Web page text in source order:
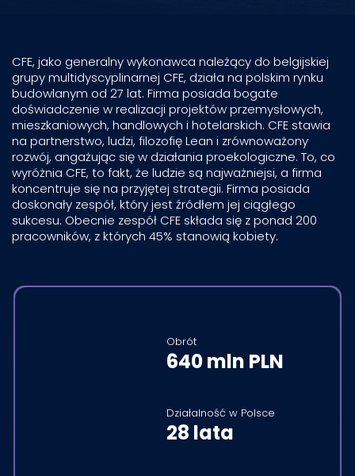
CFE, jako generalny wykonawca należący do belgijskiej
grupy multidyscyplinarnej CFE, działa na polskim rynku
budowlanym od 27 lat. Firma posiada bogate
doświadczenie w realizacji projektów przemysłowych,
mieszkaniowych, handlowych i hotelarskich. CFE stawia
na partnerstwo, ludzi, filozofię Lean i zrównoważony
rozwój, angażując się w działania proekologiczne. To, co
wyróżnia CFE, to fakt, że ludzie są najważniejsi, a firma
koncentruje się na przyjętej strategii. Firma posiada
doskonały zespół, który jest źródłem jej ciągłego
sukcesu. Obecnie zespół CFE składa się z ponad 200
pracowników, z których 45% stanowią kobiety.
Obrót
640 mln PLN
Działalność w Polsce
28 lata